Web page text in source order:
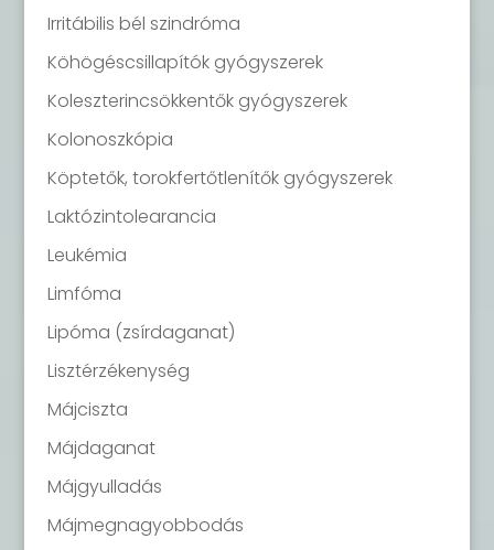
Irritábilis bél szindróma
Köhögéscsillapítók gyógyszerek
Koleszterincsökkentők gyógyszerek
Kolonoszkópia
Köptetők, torokfertőtlenítők gyógyszerek
Laktózintolearancia
Leukémia
Limfóma
Lipóma (zsírdaganat)
Lisztérzékenység
Májciszta
Májdaganat
Májgyulladás
Májmegnagyobbodás